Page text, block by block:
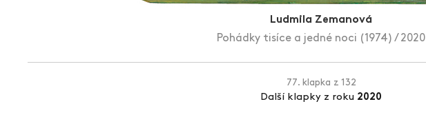
Ludmila Zemanová
Pohádky tisíce a jedné noci (1974) / 2020
77. klapka z 132
Další klapky z roku 2020